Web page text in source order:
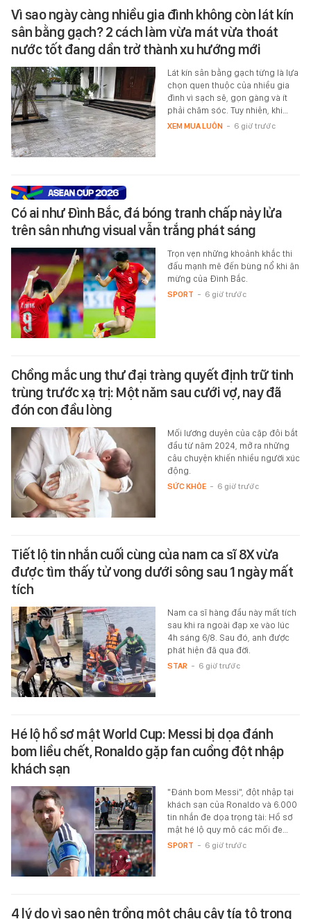
Vì sao ngày càng nhiều gia đình không còn lát kín
sân bằng gạch? 2 cách làm vừa mát vừa thoát
nước tốt đang dần trở thành xu hướng mới
Lát kín sân bằng gạch từng là lựa
chọn quen thuộc của nhiều gia
đình vì sạch sẽ, gọn gàng và ít
phải chăm sóc. Tuy nhiên, khi…
XEM MUA LUÔN - 6 giờ trước
Có ai như Đình Bắc, đá bóng tranh chấp nảy lửa
trên sân nhưng visual vẫn trắng phát sáng
Trọn vẹn những khoảnh khắc thi
đấu mạnh mẽ đến bùng nổ khi ăn
mừng của Đình Bắc.
SPORT - 6 giờ trước
Chồng mắc ung thư đại tràng quyết định trữ tinh
trùng trước xạ trị: Một năm sau cưới vợ, nay đã
đón con đầu lòng
Mối lương duyên của cặp đôi bắt
đầu từ năm 2024, mở ra những
câu chuyện khiến nhiều người xúc
động.
SỨC KHỎE - 6 giờ trước
Tiết lộ tin nhắn cuối cùng của nam ca sĩ 8X vừa
được tìm thấy tử vong dưới sông sau 1 ngày mất
tích
Nam ca sĩ hàng đầu này mất tích
sau khi ra ngoài đạp xe vào lúc
4h sáng 6/8. Sau đó, anh được
phát hiện đã qua đời.
STAR - 6 giờ trước
Hé lộ hồ sơ mật World Cup: Messi bị dọa đánh
bom liều chết, Ronaldo gặp fan cuồng đột nhập
khách sạn
"Đánh bom Messi", đột nhập tại
khách sạn của Ronaldo và 6.000
tin nhắn đe dọa trọng tài: Hồ sơ
mật hé lộ quy mô các mối đe…
SPORT - 6 giờ trước
4 lý do vì sao nên trồng một chậu cây tía tô trong